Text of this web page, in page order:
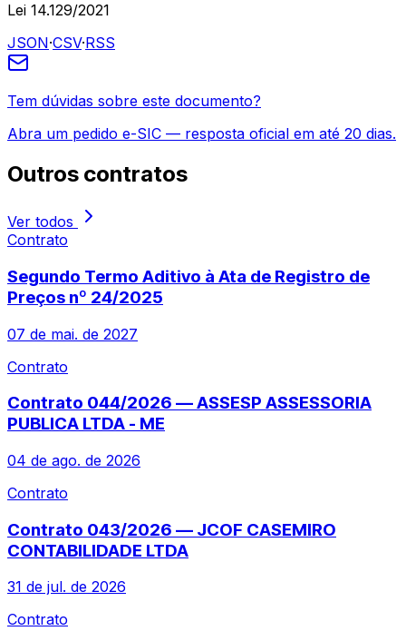
Lei 14.129/2021
JSON·CSV·RSS
Tem dúvidas sobre este documento?
Abra um pedido e-SIC — resposta oficial em até 20 dias.
Outros contratos
Ver todos
Contrato
Segundo Termo Aditivo à Ata de Registro de
Preços nº 24/2025
07 de mai. de 2027
Contrato
Contrato 044/2026 — ASSESP ASSESSORIA
PUBLICA LTDA - ME
04 de ago. de 2026
Contrato
Contrato 043/2026 — JCOF CASEMIRO
CONTABILIDADE LTDA
31 de jul. de 2026
Contrato